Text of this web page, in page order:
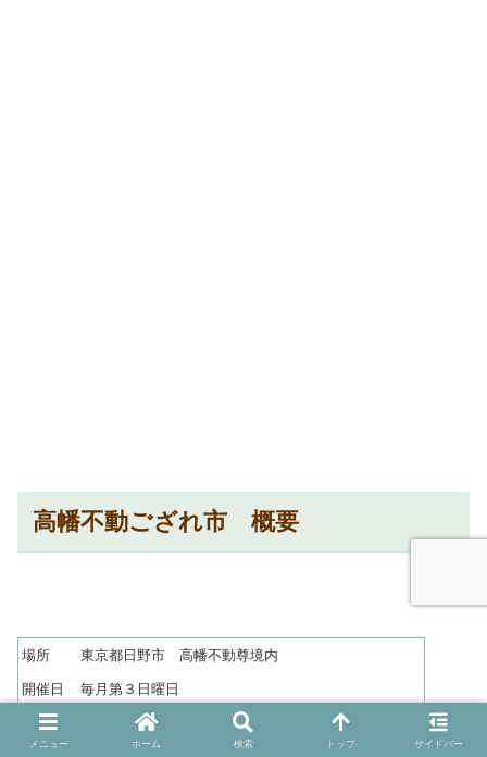
高幡不動ござれ市 概要
場所 東京都日野市 高幡不動尊境内
開催日 毎月第３日曜日
時間
７：００ 〜１６：００※ 天候により予告なく変更
メニュー ホーム 検索 トップ サイドバー